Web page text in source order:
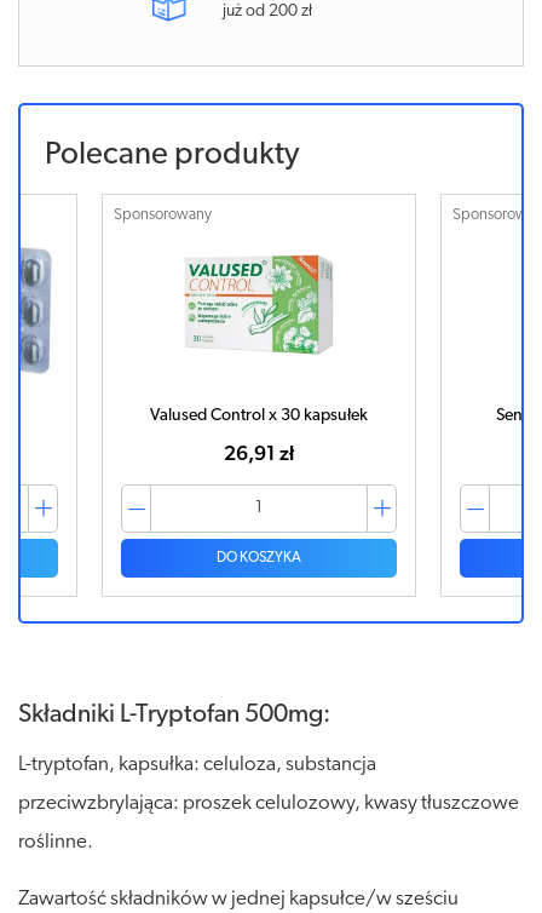
już od 200 zł
Polecane produkty
Sponsorowany
Valused Control x 30 kapsułek
26,91 zł
DO KOSZYKA
Składniki L-Tryptofan 500mg:
L-tryptofan, kapsułka: celuloza, substancja
przeciwzbrylająca: proszek celulozowy, kwasy tłuszczowe
roślinne.
Zawartość składników w jednej kapsułce/w sześciu